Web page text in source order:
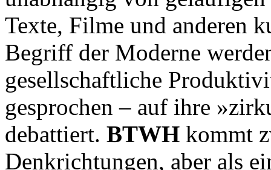
Texte, Filme und anderen
Begriff der Moderne
gesellschaftliche
gesprochen – auf ihre
debattiert. BTWH kommt
Denkrichtungen, aber als